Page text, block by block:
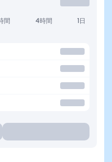
間 4時間 1日